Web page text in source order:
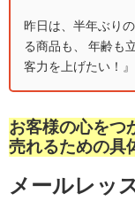
昨日は、半年ぶり
る商品も、 年齢も
客力を上げたい！
お客様の心をつ
売れるための具
メールレッ